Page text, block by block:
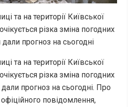
та на території Київської
різка зміна погодних
прогноз на сьогодні
та на території Київської
різка зміна погодних
прогноз на сьогодні. Про
повідомлення,